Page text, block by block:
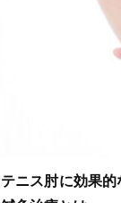
テニス肘に効果